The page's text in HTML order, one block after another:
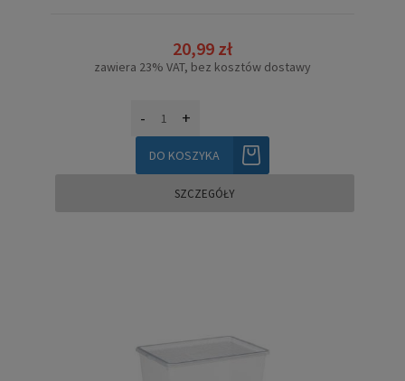
20,99 zł
zawiera 23% VAT, bez kosztów dostawy
- +
DO KOSZYKA
SZCZEGÓŁY